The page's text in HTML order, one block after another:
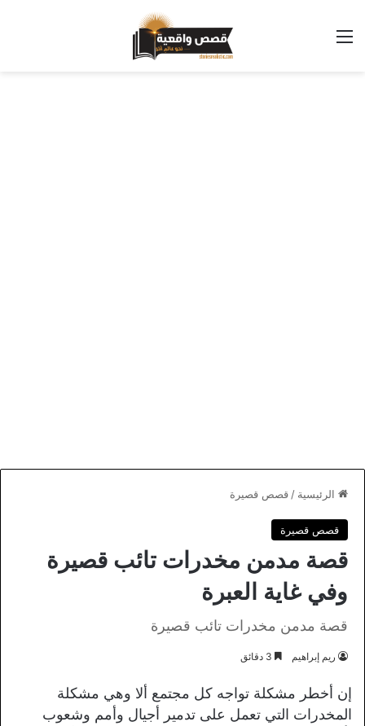
القائمة
الرئيسية / قصص قصيرة
قصص قصيرة
قصة مدمن مخدرات تائب قصيرة
وفي غاية العبرة
قصة مدمن مخدرات تائب قصيرة
ريم إبراهيم
إن أخطر مشكلة تواجه كل مجتمع ألا وهي مشكلة
المخدرات التي تعمل على تدمير أجيال وأمم وشعوب